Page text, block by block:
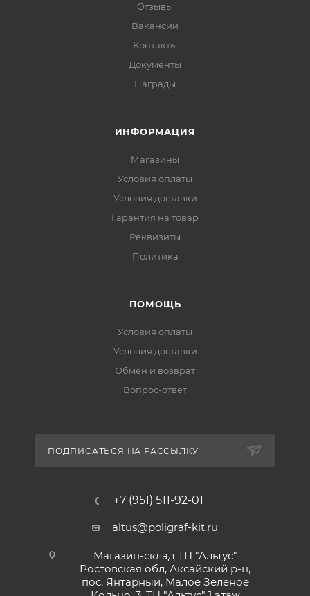
Отзывы
Вакансии
Контакты
Документы
Награды
ИНФОРМАЦИЯ
Магазины
Условия оплаты
Условия доставки
Гарантия на товар
Реквизиты
Политика
ПОМОЩЬ
Условия оплаты
Условия доставки
Обмен и возврат
Вопрос-ответ
ПОДПИСАТЬСЯ НА РАССЫЛКУ
+7 (951) 511-92-01
altus@poligraf-kit.ru
Магазин-склад ТЦ "Альтус"
Ростовская обл, Аксайский р-н,
пос. Янтарный, Малое Зеленое